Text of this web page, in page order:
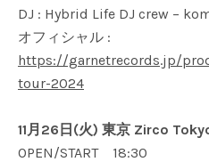
DJ : Hybrid Life DJ crew –
オフィシャル :
https://garnetrecords.jp/
tour-2024
11月26日(火) 東京 Zirco
OPEN/START 18:30